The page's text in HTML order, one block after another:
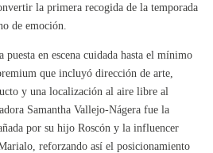
la primera recogida de la temporada
de emoción.
en escena cuidada hasta el mínimo
que incluyó dirección de arte,
y una localización al aire libre al
Samantha Vallejo-Nágera fue la
por su hijo Roscón y la influencer
reforzando así el posicionamiento